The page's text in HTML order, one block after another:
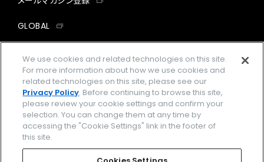
GLOBAL
facebookinstagramtwitter
企業情報 ご利用規約
プライバシーポリシー Cookies Settings
We use cookies and related technologies on this site.
For more information about how we use cookies and
related technologies on this site, please see our
Privacy Policy. Before continuing to browse this site,
please review your cookie settings and confirm your
selection. You can change them at any time by
accessing the "Cookie Settings" link in the footer of
this site.